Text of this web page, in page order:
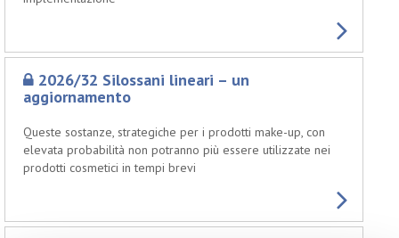
2026/32 Silossani lineari – un
aggiornamento
Queste sostanze, strategiche per i prodotti make-up, con
elevata probabilità non potranno più essere utilizzate nei
prodotti cosmetici in tempi brevi